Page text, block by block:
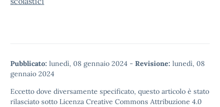
Pubblicato: lunedì, 08 gennaio 2024 - Revisione: lunedì, 08
gennaio 2024
Eccetto dove diversamente specificato, questo articolo è stato
rilasciato sotto Licenza Creative Commons Attribuzione 4.0